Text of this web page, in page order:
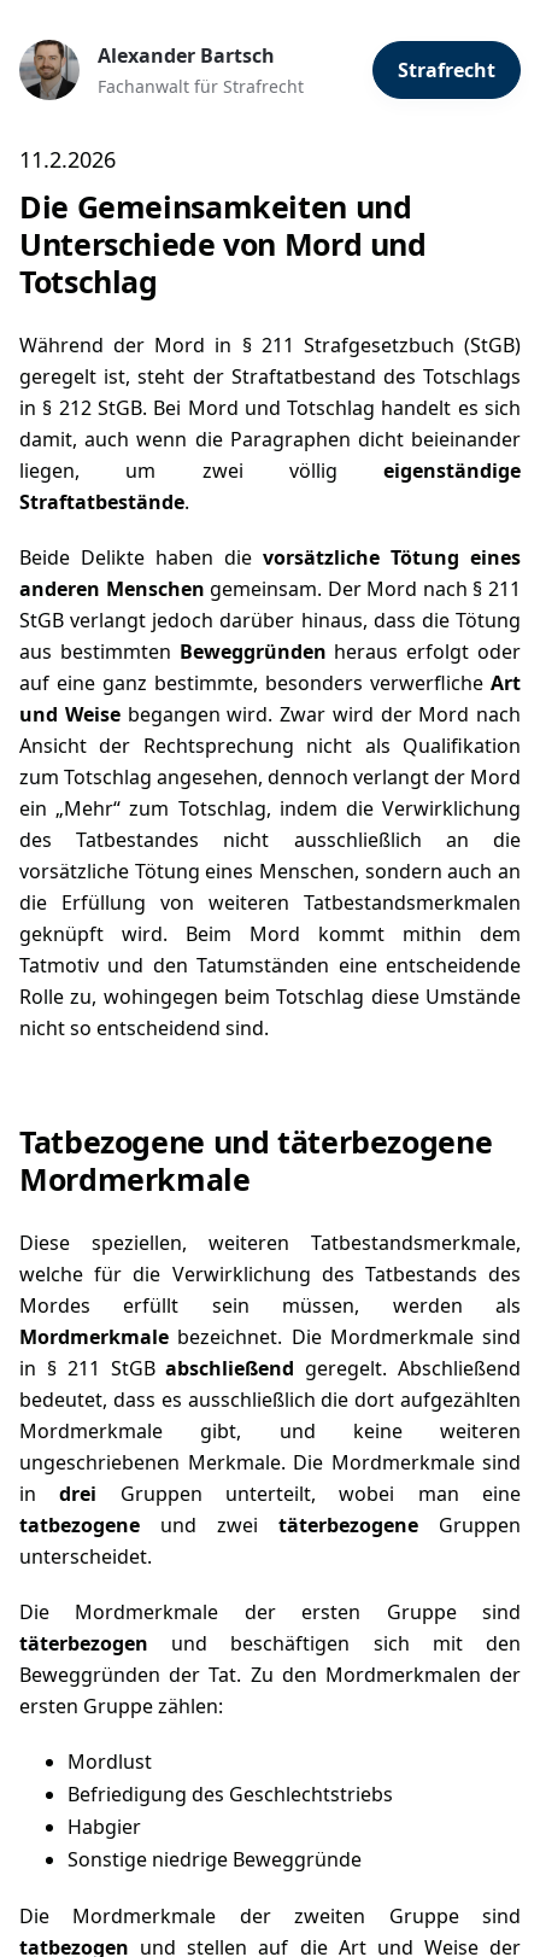
Alexander Bartsch
Fachanwalt für Strafrecht
Strafrecht
11.2.2026
Die Gemeinsamkeiten und
Unterschiede von Mord und
Totschlag
Während der Mord in § 211 Strafgesetzbuch (StGB)
geregelt ist, steht der Straftatbestand des Totschlags
in § 212 StGB. Bei Mord und Totschlag handelt es sich
damit, auch wenn die Paragraphen dicht beieinander
liegen, um zwei völlig eigenständige
Straftatbestände.
Beide Delikte haben die vorsätzliche Tötung eines
anderen Menschen gemeinsam. Der Mord nach § 211
StGB verlangt jedoch darüber hinaus, dass die Tötung
aus bestimmten Beweggründen heraus erfolgt oder
auf eine ganz bestimmte, besonders verwerfliche Art
und Weisebegangen wird. Zwar wird der Mord nach
Ansicht der Rechtsprechung nicht als Qualifikation
zum Totschlag angesehen, dennoch verlangt der Mord
ein „Mehr“ zum Totschlag, indem die Verwirklichung
des Tatbestandes nicht ausschließlich an die
vorsätzliche Tötung eines Menschen, sondern auch an
die Erfüllung von weiteren Tatbestandsmerkmalen
geknüpft wird. Beim Mord kommt mithin dem
Tatmotiv und den Tatumständen eine entscheidende
Rolle zu, wohingegen beim Totschlag diese Umstände
nicht so entscheidend sind.
Tatbezogene und täterbezogene
Mordmerkmale
Diese speziellen, weiteren Tatbestandsmerkmale,
welche für die Verwirklichung des Tatbestands des
Mordes erfüllt sein müssen, werden als
Mordmerkmale bezeichnet. Die Mordmerkmale sind
in § 211 StGB abschließend geregelt. Abschließend
bedeutet, dass es ausschließlich die dort aufgezählten
Mordmerkmale gibt, und keine weiteren
ungeschriebenen Merkmale. Die Mordmerkmale sind
indrei Gruppen unterteilt, wobei man eine
tatbezogene und zwei täterbezogene Gruppen
unterscheidet.
Die Mordmerkmale der ersten Gruppe sind
täterbezogen und beschäftigen sich mit den
Beweggründen der Tat. Zu den Mordmerkmalen der
ersten Gruppe zählen:
Mordlust
Befriedigung des Geschlechtstriebs
Habgier
Sonstige niedrige Beweggründe
Die Mordmerkmale der zweiten Gruppe sind
tatbezogen und stellen auf die Art und Weise der